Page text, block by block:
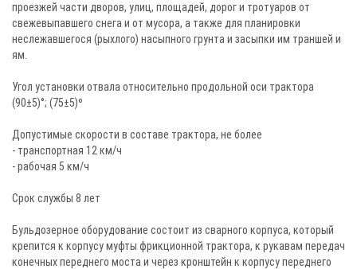
проезжей части дворов, улиц, площадей, дорог и тротуаров от
свежевыпавшего снега и от мусора, а также для планировки
неслежавшегося (рыхлого) насыпного грунта и засыпки им траншей и
ям.
Угол установки отвала относительно продольной оси трактора
(90±5)°; (75±5)º
Допустимые скорости в составе трактора, не более
- транспортная 12 км/ч
- рабочая 5 км/ч
Срок службы 8 лет
Бульдозерное оборудование состоит из сварного корпуса, который
крепится к корпусу муфты фрикционной трактора, к рукавам передач
конечных переднего моста и через кронштейн к корпусу переднего